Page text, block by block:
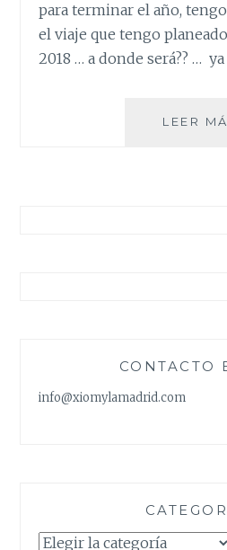
para terminar el año,
el viaje que tengo
2018 … a donde será?? …
LEER
CONTACTO
info@xiomylamadrid.com
Categorías